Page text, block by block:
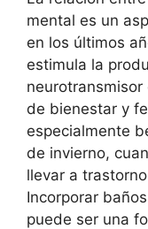
mental es un
en los últimos
estimula la
de bienestar y
especialmente
de invierno,
llevar a
Incorporar
puede ser una